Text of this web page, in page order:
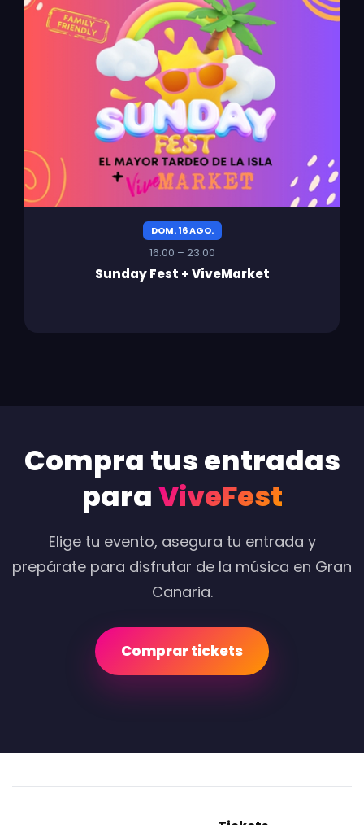
DOM. 16 AGO.
16:00 – 23:00
Sunday Fest + ViveMarket
Compra tus entradas
paraViveFest
Elige tu evento, asegura tu entrada y
prepárate para disfrutar de la música en Gran
Canaria.
Comprar tickets